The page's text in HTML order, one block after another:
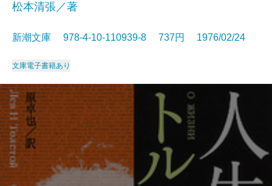
松本清張／著
新潮文庫 978-4-10-110939-8 737円 1976/02/24
文庫電子書籍あり